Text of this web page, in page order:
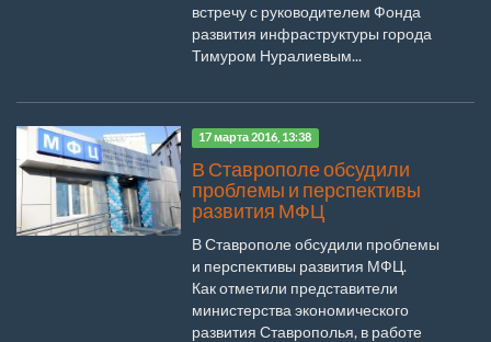
встречу с руководителем Фонда
развития инфраструктуры города
Тимуром Нуралиевым...
17 марта 2016, 13:38
В Ставрополе обсудили
проблемы и перспективы
развития МФЦ
В Ставрополе обсудили проблемы
и перспективы развития МФЦ.
Как отметили представители
министерства экономического
развития Ставрополья, в работе